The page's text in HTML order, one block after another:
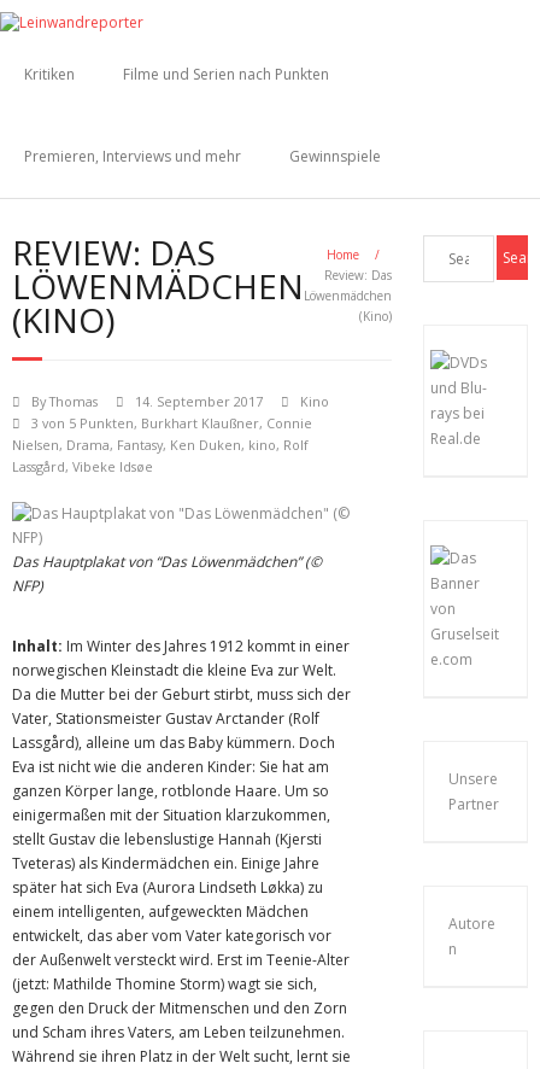
Kritiken Filme und Serien nach Punkten
Premieren, Interviews und mehr Gewinnspiele
REVIEW: DAS
LÖWENMÄDCHEN
(KINO)
Home
/
Review: Das
Löwenmädchen
(Kino)
ByThomas 14. September 2017
Kino
3 von 5 Punkten, Burkhart Klaußner, Connie
Nielsen, Drama, Fantasy, Ken Duken, kino, Rolf
Lassgård, Vibeke Idsøe
Das Hauptplakat von “Das Löwenmädchen” (©
NFP)
Inhalt: Im Winter des Jahres 1912 kommt in einer
norwegischen Kleinstadt die kleine Eva zur Welt.
Da die Mutter bei der Geburt stirbt, muss sich der
Vater, Stationsmeister Gustav Arctander (Rolf
Lassgård), alleine um das Baby kümmern. Doch
Eva ist nicht wie die anderen Kinder: Sie hat am
ganzen Körper lange, rotblonde Haare. Um so
einigermaßen mit der Situation klarzukommen,
stellt Gustav die lebenslustige Hannah (Kjersti
Tveteras) als Kindermädchen ein. Einige Jahre
später hat sich Eva (Aurora Lindseth Løkka) zu
einem intelligenten, aufgeweckten Mädchen
entwickelt, das aber vom Vater kategorisch vor
der Außenwelt versteckt wird. Erst im Teenie-Alter
(jetzt: Mathilde Thomine Storm) wagt sie sich,
gegen den Druck der Mitmenschen und den Zorn
und Scham ihres Vaters, am Leben teilzunehmen.
Während sie ihren Platz in der Welt sucht, lernt sie
Unsere
Partner
Autore
n